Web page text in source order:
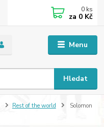
Menu
Hledat
0 ks
za 0 Kč
Rest of the world
Solomon